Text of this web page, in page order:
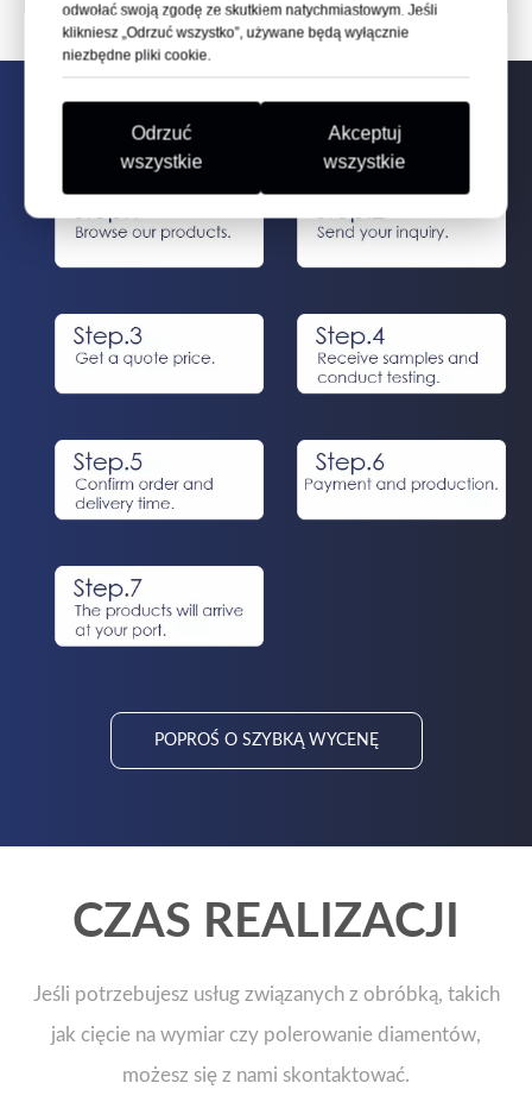
PROCES PRODUKCJI
POPROŚ O SZYBKĄ WYCENĘ
CZAS REALIZACJI
Jeśli potrzebujesz usług związanych z obróbką, takich
jak cięcie na wymiar czy polerowanie diamentów,
możesz się z nami skontaktować.
odwołać swoją zgodę ze skutkiem natychmiastowym. Jeśli
klikniesz „Odrzuć wszystko”, używane będą wyłącznie
niezbędne pliki cookie.
Odrzuć
wszystkie
Akceptuj
wszystkie